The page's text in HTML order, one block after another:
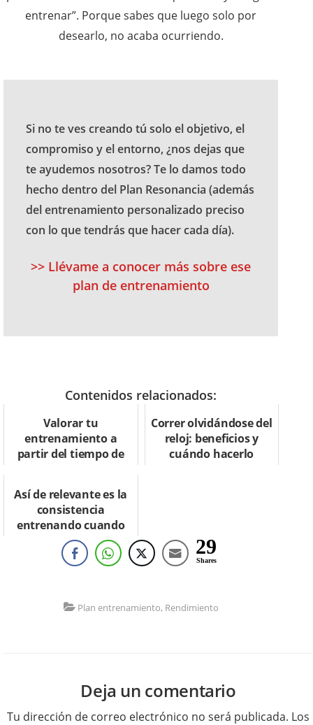
entrenar”. Porque sabes que luego solo por
desearlo, no acaba ocurriendo.
Si no te ves creando tú solo el objetivo, el
compromiso y el entorno, ¿nos dejas que
te ayudemos nosotros? Te lo damos todo
hecho dentro del Plan Resonancia (además
del entrenamiento personalizado preciso
con lo que tendrás que hacer cada día).
>> Llévame a conocer más sobre ese
plan de entrenamiento
Contenidos relacionados:
Valorar tu
entrenamiento a
partir del tiempo de
Correr olvidándose del
reloj: beneficios y
cuándo hacerlo
Así de relevante es la
consistencia
entrenando cuando
rondas los 50
29
Shares
Plan entrenamiento, Rendimiento
Deja un comentario
Tu dirección de correo electrónico no será publicada. Los